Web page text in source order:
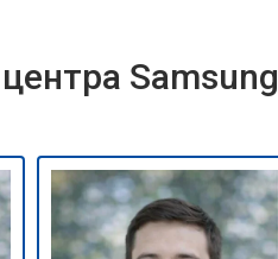
Samsung